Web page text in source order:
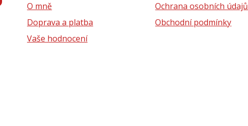
O mně
Doprava a platba
Vaše hodnocení
Ochrana osobních údajů
Obchodní podmínky